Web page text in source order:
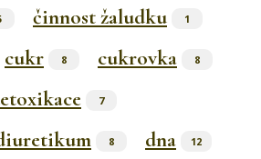
činnost žaludku 1
cukr 8 cukrovka 8
7
8 dna 12